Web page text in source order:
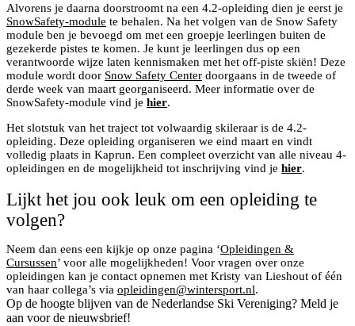
Alvorens je daarna doorstroomt na een 4.2-opleiding dien je eerst je
SnowSafety-module te behalen. Na het volgen van de Snow Safety
module ben je bevoegd om met een groepje leerlingen buiten de
gezekerde pistes te komen. Je kunt je leerlingen dus op een
verantwoorde wijze laten kennismaken met het off-piste skiën! Deze
module wordt door Snow Safety Center doorgaans in de tweede of
derde week van maart georganiseerd. Meer informatie over de
SnowSafety-module vind je hier.
Het slotstuk van het traject tot volwaardig skileraar is de 4.2-
opleiding. Deze opleiding organiseren we eind maart en vindt
volledig plaats in Kaprun. Een compleet overzicht van alle niveau 4-
opleidingen en de mogelijkheid tot inschrijving vind je hier.
Lijkt het jou ook leuk om een opleiding te
volgen?
Neem dan eens een kijkje op onze pagina ‘Opleidingen &
Cursussen’ voor alle mogelijkheden! Voor vragen over onze
opleidingen kan je contact opnemen met Kristy van Lieshout of één
van haar collega’s via opleidingen@wintersport.nl.
Op de hoogte blijven van de Nederlandse Ski Vereniging? Meld je
aan voor de nieuwsbrief!